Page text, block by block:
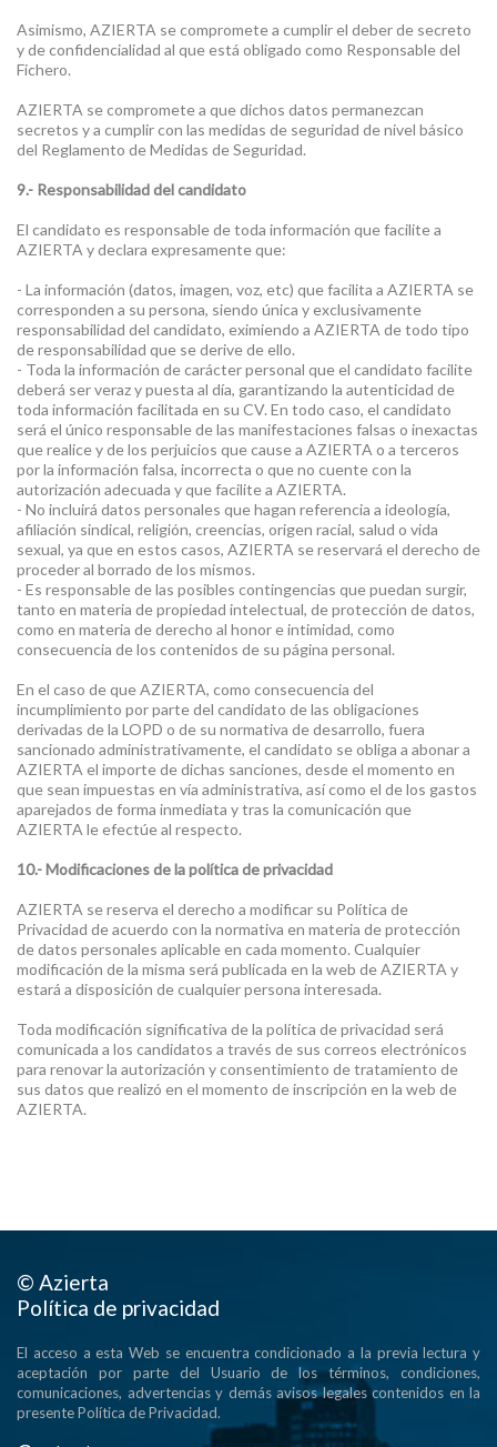
Asimismo, AZIERTA se compromete a cumplir el deber de secreto
y de confidencialidad al que está obligado como Responsable del
Fichero.
AZIERTA se compromete a que dichos datos permanezcan
secretos y a cumplir con las medidas de seguridad de nivel básico
del Reglamento de Medidas de Seguridad.
9.- Responsabilidad del candidato
El candidato es responsable de toda información que facilite a
AZIERTA y declara expresamente que:
- La información (datos, imagen, voz, etc) que facilita a AZIERTA se
corresponden a su persona, siendo única y exclusivamente
responsabilidad del candidato, eximiendo a AZIERTA de todo tipo
de responsabilidad que se derive de ello.
- Toda la información de carácter personal que el candidato facilite
deberá ser veraz y puesta al día, garantizando la autenticidad de
toda información facilitada en su CV. En todo caso, el candidato
será el único responsable de las manifestaciones falsas o inexactas
que realice y de los perjuicios que cause a AZIERTA o a terceros
por la información falsa, incorrecta o que no cuente con la
autorización adecuada y que facilite a AZIERTA.
- No incluirá datos personales que hagan referencia a ideología,
afiliación sindical, religión, creencias, origen racial, salud o vida
sexual, ya que en estos casos, AZIERTA se reservará el derecho de
proceder al borrado de los mismos.
- Es responsable de las posibles contingencias que puedan surgir,
tanto en materia de propiedad intelectual, de protección de datos,
como en materia de derecho al honor e intimidad, como
consecuencia de los contenidos de su página personal.
En el caso de que AZIERTA, como consecuencia del
incumplimiento por parte del candidato de las obligaciones
derivadas de la LOPD o de su normativa de desarrollo, fuera
sancionado administrativamente, el candidato se obliga a abonar a
AZIERTA el importe de dichas sanciones, desde el momento en
que sean impuestas en vía administrativa, así como el de los gastos
aparejados de forma inmediata y tras la comunicación que
AZIERTA le efectúe al respecto.
10.- Modificaciones de la política de privacidad
AZIERTA se reserva el derecho a modificar su Política de
Privacidad de acuerdo con la normativa en materia de protección
de datos personales aplicable en cada momento. Cualquier
modificación de la misma será publicada en la web de AZIERTA y
estará a disposición de cualquier persona interesada.
Toda modificación significativa de la política de privacidad será
comunicada a los candidatos a través de sus correos electrónicos
para renovar la autorización y consentimiento de tratamiento de
sus datos que realizó en el momento de inscripción en la web de
AZIERTA.
© Azierta
Política de privacidad
El acceso a esta Web se encuentra condicionado a la previa lectura y
aceptación por parte del Usuario de los términos, condiciones,
comunicaciones, advertencias y demás avisos legales contenidos en la
presente Política de Privacidad.